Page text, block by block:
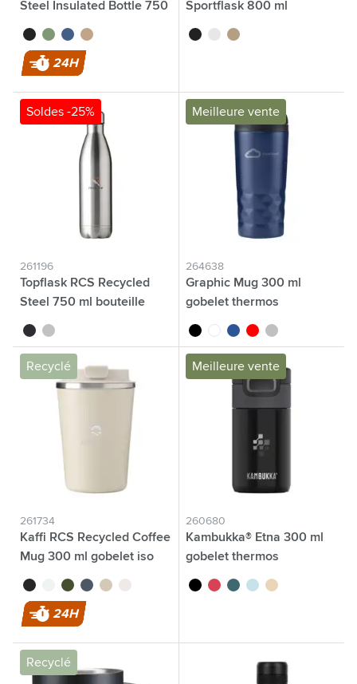
Steel Insulated Bottle 750
noir vert bleu beige
24H
Sportflask 800 ml
noir blancbeige
Soldes -25%
261196
Topflask RCS Recycled
Steel 750 ml bouteille
noir argenté
Meilleure vente
264638
Graphic Mug 300 ml
gobelet thermos
noir blancbleu rougeargenté
Recyclé
261734
Kaffi RCS Recycled Coffee
Mug 300 ml gobelet iso
noir blancvert bleu beigeargenté
24H
Meilleure vente
260680
Kambukka® Etna 300 ml
gobelet thermos
noir corail rouge
sarcellebaby blue
latté
Recyclé